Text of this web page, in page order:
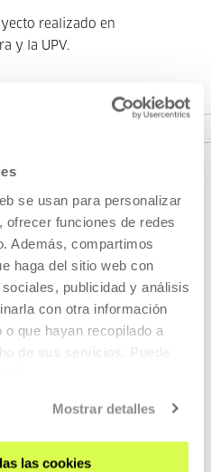
se usan para personalizar
funciones de redes
Además, compartimos
haga del sitio web con
publicidad y análisis
con otra información
que hayan recopilado a
de sus servicios. Puede
Mostrar detalles
las cookies
realizado en
y la UPV.